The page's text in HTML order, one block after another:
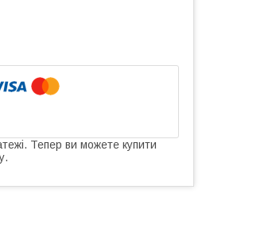
Тепер ви можете купити